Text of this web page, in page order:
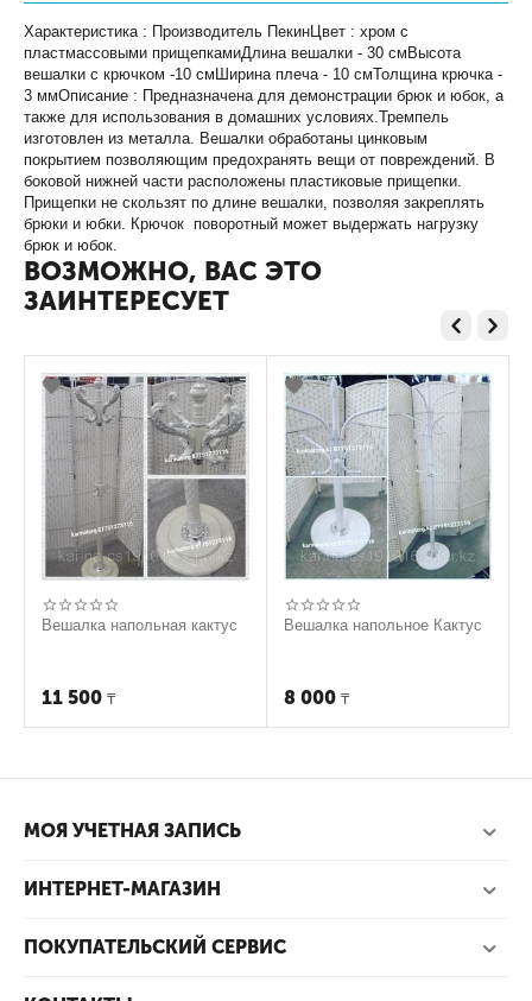
Характеристика : Производитель ПекинЦвет : хром с
пластмассовыми прищепкамиДлина вешалки - 30 смВысота
вешалки с крючком -10 смШирина плеча - 10 смТолщина крючка -
3 ммОписание : Предназначена для демонстрации брюк и юбок, а
также для использования в домашних условиях.Тремпель
изготовлен из металла. Вешалки обработаны цинковым
покрытием позволяющим предохранять вещи от повреждений. В
боковой нижней части расположены пластиковые прищепки.
Прищепки не скользят по длине вешалки, позволяя закреплять
брюки и юбки. Крючок поворотный может выдержать нагрузку
брюк и юбок.
ВОЗМОЖНО, ВАС ЭТО
ЗАИНТЕРЕСУЕТ
напольная кактус
500 ₸
Вешалка напольное Кактус
₸
МОЯ УЧЕТНАЯ ЗАПИСЬ
ИНТЕРНЕТ-МАГАЗИН
ПОКУПАТЕЛЬСКИЙ СЕРВИС